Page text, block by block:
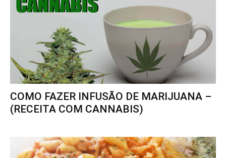
COMO FAZER INFUSÃO DE MARIJUANA –
(RECEITA COM CANNABIS)